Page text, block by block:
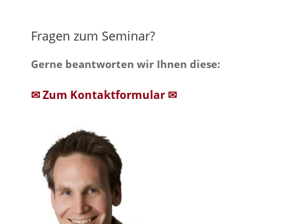
Fragen zum Seminar?
Gerne beantworten wir Ihnen diese:
✉ Zum Kontaktformular ✉